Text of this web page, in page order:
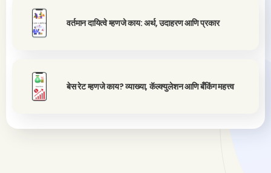
वर्तमान दायित्वे म्हणजे काय: अर्थ, उदाहरण आणि प्रकार
बेस रेट म्हणजे काय? व्याख्या, कॅल्क्युलेशन आणि बँकिंग महत्त्व